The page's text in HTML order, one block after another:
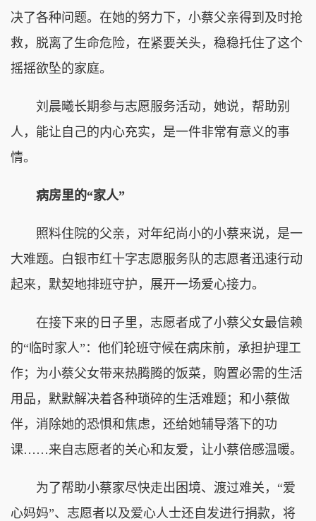
决了各种问题。在她的努力下，小蔡父亲得到及时抢
救，脱离了生命危险，在紧要关头，稳稳托住了这个
摇摇欲坠的家庭。
刘晨曦长期参与志愿服务活动，她说，帮助别
人，能让自己的内心充实，是一件非常有意义的事
情。
病房里的“家人”
照料住院的父亲，对年纪尚小的小蔡来说，是一
大难题。白银市红十字志愿服务队的志愿者迅速行动
起来，默契地排班守护，展开一场爱心接力。
在接下来的日子里，志愿者成了小蔡父女最信赖
的“临时家人”：他们轮班守候在病床前，承担护理工
作；为小蔡父女带来热腾腾的饭菜，购置必需的生活
用品，默默解决着各种琐碎的生活难题；和小蔡做
伴，消除她的恐惧和焦虑，还给她辅导落下的功
课……来自志愿者的关心和友爱，让小蔡倍感温暖。
为了帮助小蔡家尽快走出困境、渡过难关，“爱
心妈妈”、志愿者以及爱心人士还自发进行捐款，将